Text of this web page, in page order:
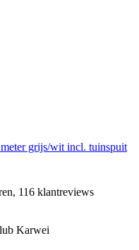
grijs/wit incl. tuinspuit
116 klantreviews
Karwei